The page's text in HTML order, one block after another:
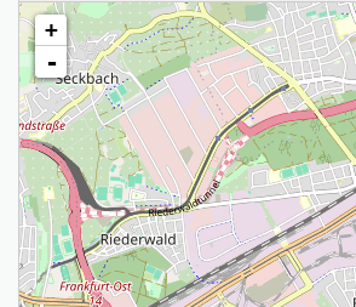
loading map - please wait...
+
-